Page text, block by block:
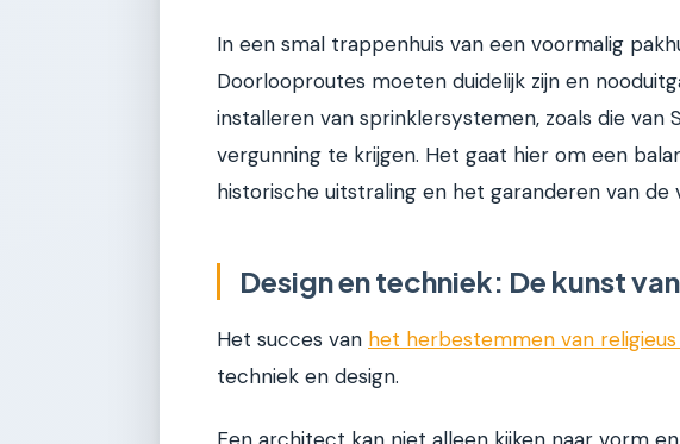
In een smal trappenhuis van een voormalig
Doorlooproutes moeten duidelijk zijn en
installeren van sprinklersystemen, zoals die van
vergunning te krijgen. Het gaat hier om een
historische uitstraling en het garanderen van de
Design en techniek: De kunst
Het succes van het herbestemmen van
techniek en design.